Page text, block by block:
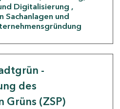
Digitalisierung
Sachanlagen und
-
des
Grüns (ZSP)